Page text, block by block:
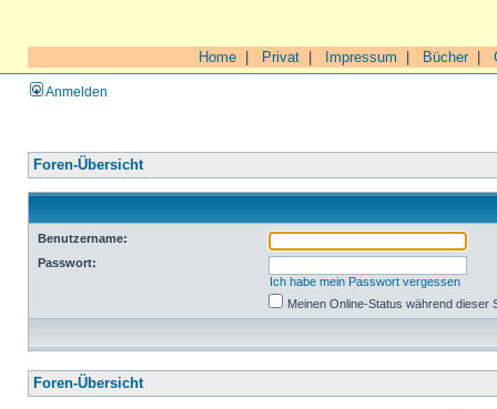
Home Privat Impressum Bücher|
Anmelden
Foren-Übersicht
Benutzername:
Passwort:
Ich habe mein Passwort vergessen
Meinen Online-Status während dieser
Foren-Übersicht